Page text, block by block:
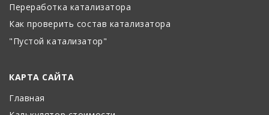
Переработка катализатора
Как проверить состав катализатора
"Пустой катализатор"
КАРТА САЙТА
Главная